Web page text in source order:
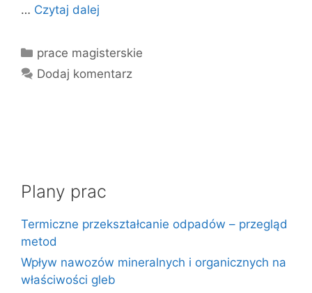
… Czytaj dalej
Kategorie
prace magisterskie
Dodaj komentarz
Plany prac
Termiczne przekształcanie odpadów – przegląd
metod
Wpływ nawozów mineralnych i organicznych na
właściwości gleb